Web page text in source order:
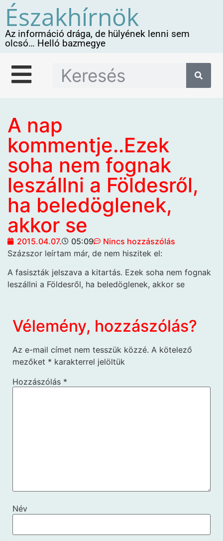
Északhírnök
Az információ drága, de hülyének lenni sem
olcsó… Helló bazmegye
A nap
kommentje..Ezek
soha nem fognak
leszállni a Földesről,
ha beledöglenek,
akkor se
2015.04.07. 05:09
Nincs hozzászólás
Százszor leírtam már, de nem hiszitek el:
A fasiszták jelszava a kitartás. Ezek soha nem fognak
leszállni a Földesről, ha beledöglenek, akkor se
Vélemény, hozzászólás?
Az e-mail címet nem tesszük közzé. A kötelező
mezőket * karakterrel jelöltük
Hozzászólás *
Név